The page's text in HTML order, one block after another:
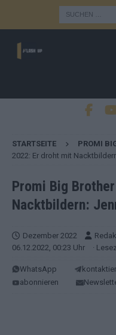
STARTSEITE PROMI
2022: Er droht mit
Promi Big
Nacktbildern:
Dezember 2022
06.12.2022, 00:23 Uhr
·
WhatsApp
abonnieren